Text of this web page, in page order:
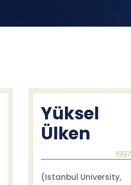
Yüksel
Ülken
1997
(Istanbul University,